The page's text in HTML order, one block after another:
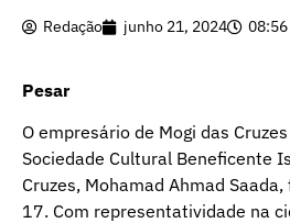
Redação junho 21, 2024 08:56
Pesar
O empresário de Mogi das
Sociedade Cultural Beneficente
Cruzes, Mohamad Ahmad
17. Com representatividade na